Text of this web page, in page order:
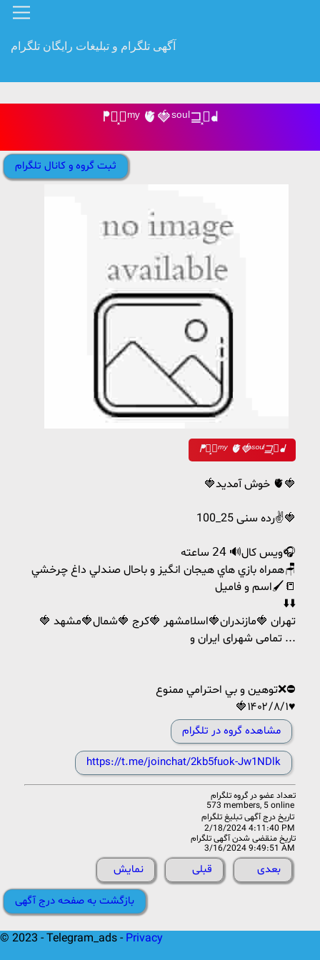
آگهی تلگرام و تبلیغات رایگان تلگرام
ᖰ⸼⊑ᵐʸ 🫀🍓ˢᵒᵘˡ⊒⸼ᖱ
ثبت گروه و کانال تلگرام
ᖰ⸼⊑ᵐʸ 🫀🍓ˢᵒᵘˡ⊒⸼ᖱ
🍓خوش آمدید 🫀🍓
رده سنی 25_100✌️🍓
ويس كال🔊 𝟤𝟦 ساعته🎧
همراه بازي هاي هيجان انگيز و باحال صندلي داغ چرخشي🪑
اسم و فاميل🖌📒
⬇️⬇️
تهران 🍓مازندران🍓اسلامشهر 🍓کرج 🍓شمال🍓مشهد 🍓
تمامی شهرای ایران و ...
توهين و بي احترامي ممنوع❌⛔️
🍓۱۴۰۲/۸/۱♥
مشاهده گروه در تلگرام
https://t.me/joinchat/2kb5fuok-Jw1NDlk
تعداد عضو در گروه تلگرام
573 members, 5 online
تاریخ درج آگهی تبلیغ تلگرام
2/18/2024 4:11:40 PM
تاریخ منقضی شدن آگهی تلگرام
3/16/2024 9:49:51 AM
نمایش قبلی بعدی
بازگشت به صفحه درج آگهی
© 2023 - Telegram_ads - Privacy